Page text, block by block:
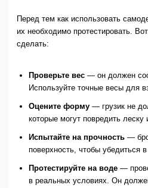
Перед тем как использовать
их необходимо протестировать.
сделать:
Проверьте вес— он должен
Используйте точные весы для
Оцените форму— грузик не
которые могут повредить леску
Испытайте на прочность—
поверхность, чтобы убедиться
Протестируйте на воде—
в реальных условиях. Он